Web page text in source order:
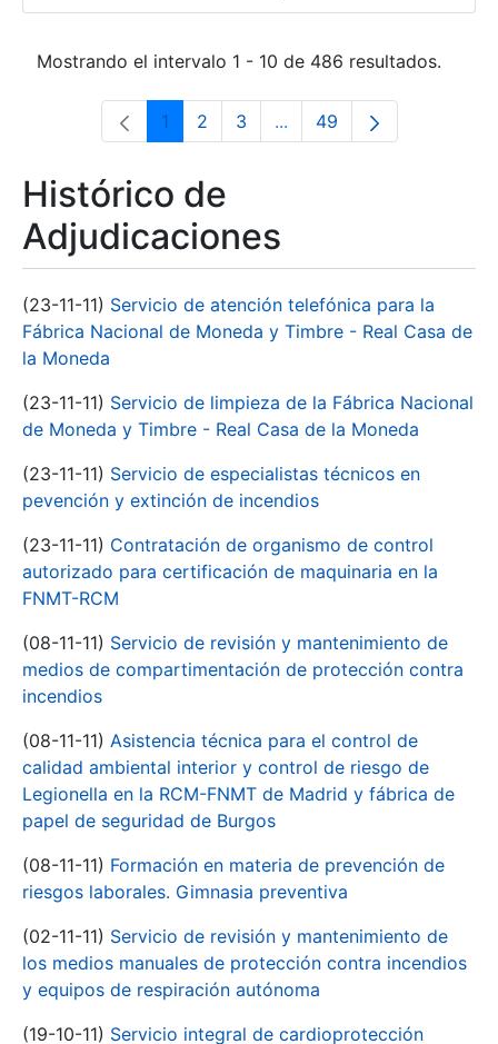
Mostrando el intervalo 1 - 10 de 486 resultados.
Página
1 Página
2 Página
3 ...Páginas intermedias Use
Página
49
Histórico de
Adjudicaciones
(23-11-11) Servicio de atención telefónica para la
Fábrica Nacional de Moneda y Timbre - Real Casa de
la Moneda
(23-11-11) Servicio de limpieza de la Fábrica Nacional
de Moneda y Timbre - Real Casa de la Moneda
(23-11-11) Servicio de especialistas técnicos en
pevención y extinción de incendios
(23-11-11) Contratación de organismo de control
autorizado para certificación de maquinaria en la
FNMT-RCM
(08-11-11) Servicio de revisión y mantenimiento de
medios de compartimentación de protección contra
incendios
(08-11-11) Asistencia técnica para el control de
calidad ambiental interior y control de riesgo de
Legionella en la RCM-FNMT de Madrid y fábrica de
papel de seguridad de Burgos
(08-11-11) Formación en materia de prevención de
riesgos laborales. Gimnasia preventiva
(02-11-11) Servicio de revisión y mantenimiento de
los medios manuales de protección contra incendios
y equipos de respiración autónoma
(19-10-11) Servicio integral de cardioprotección